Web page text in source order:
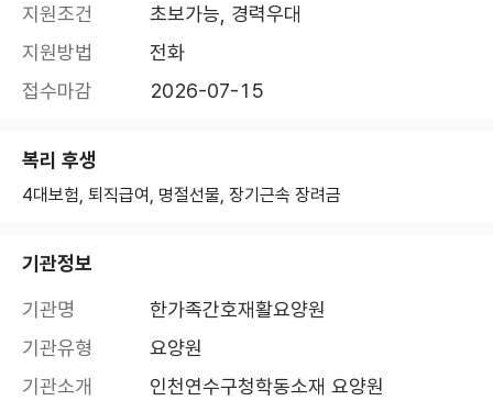
지원조건
초보가능, 경력우대
지원방법
전화
접수마감
2026-07-15
복리 후생
4대보험, 퇴직급여, 명절선물, 장기근속 장려금
기관정보
기관명
한가족간호재활요양원
기관유형
요양원
기관소개
인천연수구청학동소재 요양원